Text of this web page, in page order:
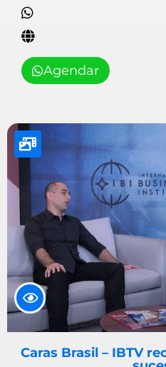
Agendar
Caras Brasil – IBTV